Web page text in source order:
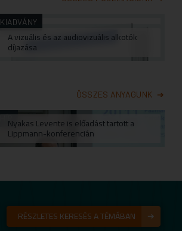
KIADVÁNY
A vizuális és az audiovizuális alkotók
díjazása
ÖSSZES ANYAGUNK
HÍRNyakas Levente is előadást tartott a
Lippmann-konferencián
RÉSZLETES KERESÉS A TÉMÁBAN